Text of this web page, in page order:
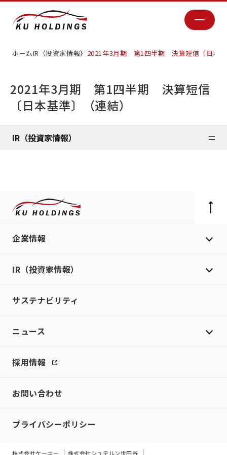
ホームIR（投資家情報） 2021年3月期 第1四半期 決算短信〔日本
2021年3月期 第1四半期 決算短信
〔日本基準〕（連結）
IR（投資家情報）
企業情報
IR（投資家情報）
サステナビリティ
ニュース
採用情報
お問い合わせ
プライバシーポリシー
株式会社ケーユー 株式会社シュテルン世田谷